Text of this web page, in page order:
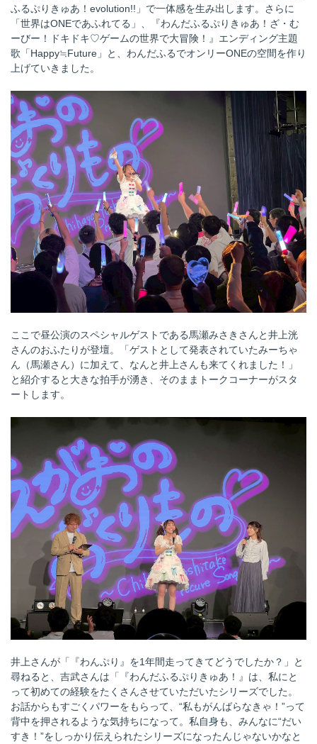
ふるぷりきゅあ！evolution!!」で一体感を生み出します。さらに
「世界はONEであふれてる」、『わんだふるぷりきゅあ！ざ・む
ーびー！ドキドキ♡ゲームの世界で大冒険！』エンディング主題
歌「Happy≒Future」と、わんだふるでオンリーONEの空間を作り
上げていきました。
ここで昼公演のスペシャルゲストである馬瀬みさきさんと井上洸
さんのおふたりが登壇。「ゲストとして発表されていたみーちゃ
ん（馬瀬さん）に加えて、なんと井上さんも来てくれました！」
と紹介すると大きな拍手が湧き、そのままトークコーナーがスタ
ートします。
井上さんが「『わんぷり』を1年間走ってきてどうでしたか？」と
尋ねると、吉武さんは「『わんだふるぷりきゅあ！』は、私にと
って初めての経験をたくさんさせていただいたシリーズでした。
お話からもすごくパワーをもらって、“私もがんばらなきゃ！”って
背中を押されるような気持ちになって。私自身も、みんなに“だい
すき！”をしっかり伝えられたシリーズになったんじゃないかなと